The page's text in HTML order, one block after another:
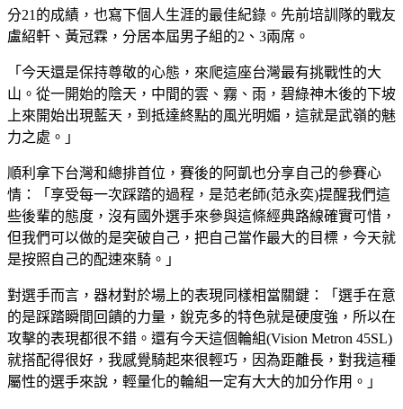
分21的成績，也寫下個人生涯的最佳紀錄。先前培訓隊的戰友
盧紹軒、黃冠霖，分居本屆男子組的2、3兩席。
「今天還是保持尊敬的心態，來爬這座台灣最有挑戰性的大
山。從一開始的陰天，中間的雲、霧、雨，碧綠神木後的下坡
上來開始出現藍天，到抵達終點的風光明媚，這就是武嶺的魅
力之處。」
順利拿下台灣和總排首位，賽後的阿凱也分享自己的參賽心
情：「享受每一次踩踏的過程，是范老師(范永奕)提醒我們這
些後輩的態度，沒有國外選手來參與這條經典路線確實可惜，
但我們可以做的是突破自己，把自己當作最大的目標，今天就
是按照自己的配速來騎。」
對選手而言，器材對於場上的表現同樣相當關鍵：「選手在意
的是踩踏瞬間回饋的力量，銳克多的特色就是硬度強，所以在
攻擊的表現都很不錯。還有今天這個輪組(Vision Metron 45SL)
就搭配得很好，我感覺騎起來很輕巧，因為距離長，對我這種
屬性的選手來說，輕量化的輪組一定有大大的加分作用。」